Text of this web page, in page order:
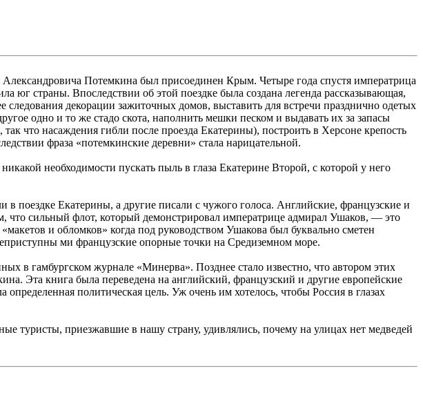
Потемкина был присоединен Крым. Четыре года спустя императрица
страны. Впоследствии об этой поездке была создана легенда рассказывающая,
декорации зажиточных домов, выставить для встречи празднично одетых
одно и то же стадо скота, наполнить мешки песком и выдавать их за запасы
что насаждения гибли после проезда Екатерины), построить в Херсоне крепость
фраза «потемкинские деревни» стала нарицательной.
необходимости пускать пыль в глаза Екатерине Второй, с которой у него
поездке Екатерины, а другие писали с чужого голоса. Английские, французские и
что сильный флот, который демонстрировал императрице адмирал Ушаков, — это
и обломков» когда под руководством Ушакова был буквально сметен
ми французские опорные точки на Средиземном море.
в гамбургском журнале «Минерва». Позднее стало известно, что автором этих
Эта книга была переведена на английский, французский и другие европейские
политическая цель. Уж очень им хотелось, чтобы Россия в глазах
туристы, приезжавшие в нашу страну, удивлялись, почему на улицах нет медведей